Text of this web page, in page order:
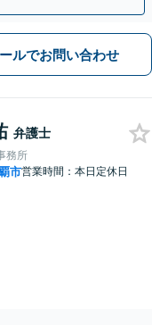
ルでお問い合わせ
弁護士
務所
市営業時間：本日定休日